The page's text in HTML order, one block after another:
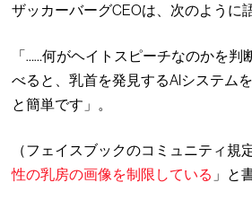
ザッカーバーグCEOは、次のように
「……何がヘイトスピーチなのかを判
べると、乳首を発見するAIシステム
と簡単です」。
（フェイスブックのコミュニティ規
性の乳房の画像を制限している 」と